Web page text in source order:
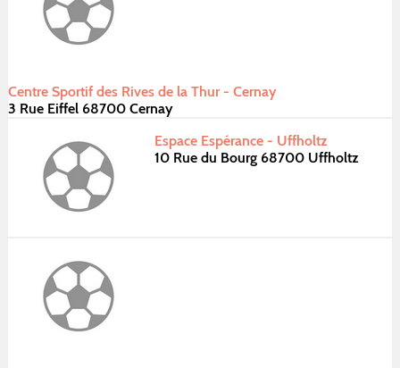
Centre Sportif des Rives de la Thur - Cernay
3 Rue Eiffel 68700 Cernay
Espace Espérance - Uffholtz
10 Rue du Bourg 68700 Uffholtz